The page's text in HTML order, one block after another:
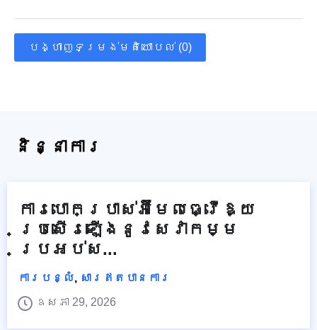
បង្ហាញទម្រង់មតិយោបល់ (0)
និន្នាការ
ការបោកប្រាស់អ៊ីមែលធ្វើឱ្យ
ប្រសើរឡើងនូវសេវាកម្ម
ប្រអប់ស...
ការបន្លំ, សារឥតបានការ
ឧសភា 29, 2026